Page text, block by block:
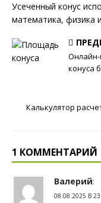
Усеченный конус
математика, физика
Онлайн-
конуса
Калькулятор
1 КОММЕНТАРИЙ
Валерий:
08.08.2025 В